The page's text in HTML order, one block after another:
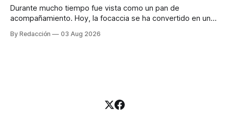
Durante mucho tiempo fue vista como un pan de
acompañamiento. Hoy, la focaccia se ha convertido en uno
artesanal, ingredientes de calidad y experiencias que
By Redacción 03 Aug 2026